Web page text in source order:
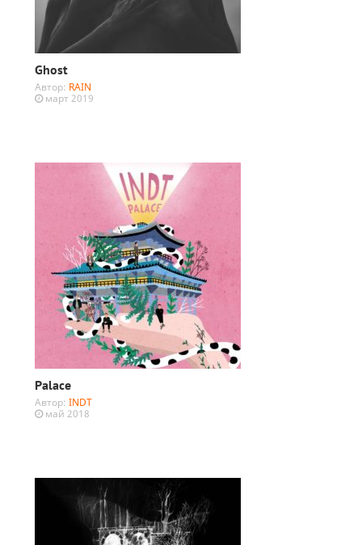
Ghost
Автор: RAIN
март 2019
Palace
Автор:INDT
май 2018